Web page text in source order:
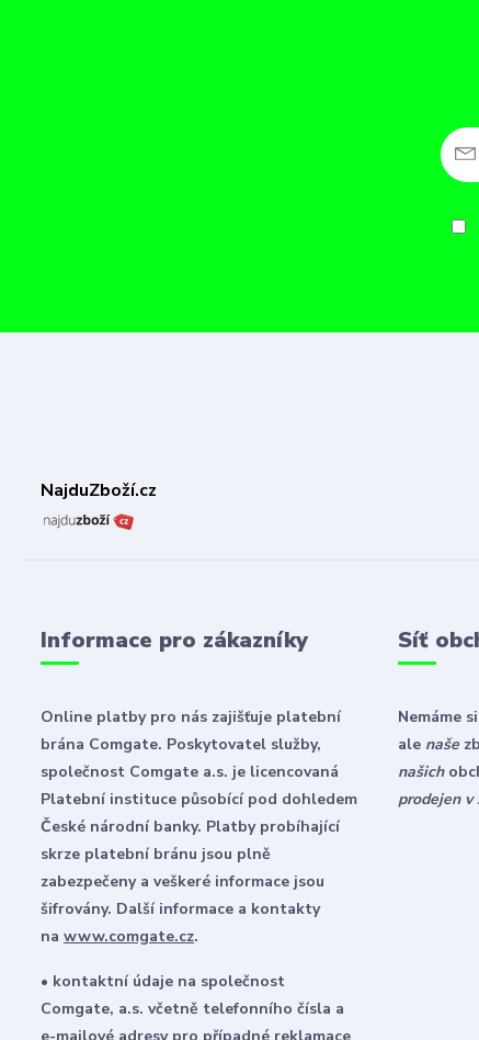
NajduZboží.cz
Informace pro zákazníky
Online platby pro nás zajišťuje platební
brána Comgate. Poskytovatel služby,
společnost Comgate a.s. je licencovaná
Platební instituce působící pod dohledem
České národní banky. Platby probíhající
skrze platební bránu jsou plně
zabezpečeny a veškeré informace jsou
šifrovány. Další informace a kontakty
na www.comgate.cz.
• kontaktní údaje na společnost
Comgate, a.s. včetně telefonního čísla a
Síť
Nemáme
ale naše
našich
prodejen v